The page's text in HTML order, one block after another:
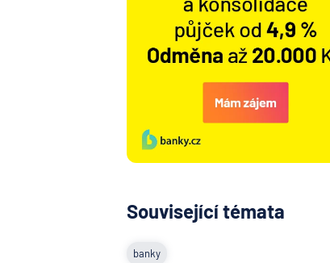
Související témata
banky